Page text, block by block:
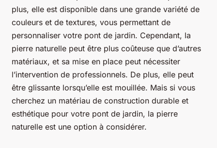
plus, elle est disponible dans une grande variété de
couleurs et de textures, vous permettant de
personnaliser votre pont de jardin. Cependant, la
pierre naturelle peut être plus coûteuse que d’autres
matériaux, et sa mise en place peut nécessiter
l’intervention de professionnels. De plus, elle peut
être glissante lorsqu’elle est mouillée. Mais si vous
cherchez un matériau de construction durable et
esthétique pour votre pont de jardin, la pierre
naturelle est une option à considérer.